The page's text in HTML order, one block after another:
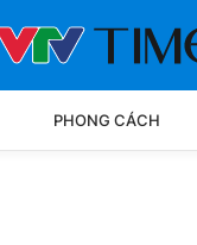
PHONG CÁCH